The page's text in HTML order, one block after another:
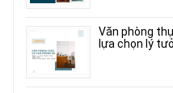
Văn phòng
lựa chọn lý